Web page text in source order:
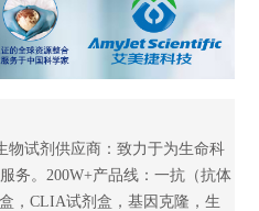
物试剂供应商：致力于为生命科
务。200W+产品线：一抗（抗体
，CLIA试剂盒，基因克隆，生